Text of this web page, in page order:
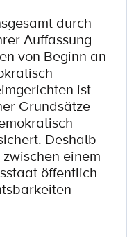
durch
Auffassung
von Beginn an
ist
Grundsätze
Deshalb
einem
öffentlich